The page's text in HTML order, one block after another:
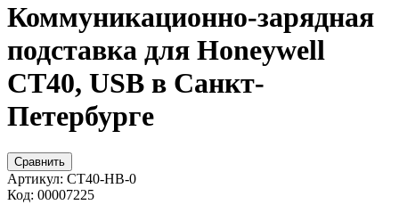
Коммуникационно-зарядная
подставка для Honeywell
СТ40, USB в Санкт-
Петербурге
Сравнить
Артикул: CT40-HB-0
Код: 00007225